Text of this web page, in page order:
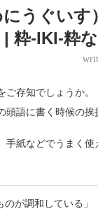
にうぐい
| 粋-IKI-粋
ご存知でしょうか。
頭語に書く時候の
手紙などでうまく
のが調和している